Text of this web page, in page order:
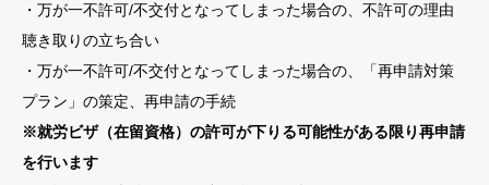
・万が一不許可/不交付となってしまった場合の、不許可の理由
聴き取りの立ち合い
・万が一不許可/不交付となってしまった場合の、「再申請対策
プラン」の策定、再申請の手続
※就労ビザ（在留資格）の許可が下りる可能性がある限り再申請
を行います